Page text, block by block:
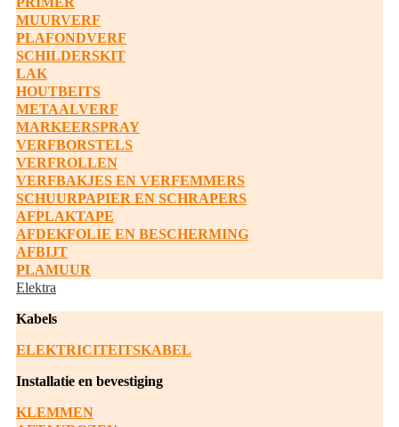
MUURVERF
PLAFONDVERF
SCHILDERSKIT
LAK
HOUTBEITS
METAALVERF
MARKEERSPRAY
VERFBORSTELS
VERFROLLEN
VERFBAKJES EN VERFEMMERS
SCHUURPAPIER EN SCHRAPERS
AFPLAKTAPE
AFDEKFOLIE EN BESCHERMING
AFBIJT
PLAMUUR
Elektra
Kabels
ELEKTRICITEITSKABEL
Installatie en bevestiging
KLEMMEN